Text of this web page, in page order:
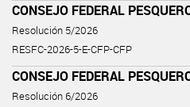
CONSEJO FEDERAL
Resolución 5/2026
RESFC-2026-5-E-CFP-CFP
CONSEJO FEDERAL
Resolución 6/2026